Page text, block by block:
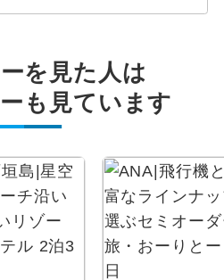
を見た人は
も見ています